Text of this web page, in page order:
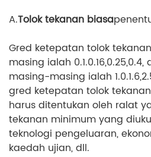
A.Tolok tekanan biasa
Gred ketepatan tolok
masing ialah
masing-masing ialah
gred ketepatan tolok
harus ditentukan oleh ralat
tekanan minimum yang
teknologi pengeluaran,
kaedah ujian, dll.